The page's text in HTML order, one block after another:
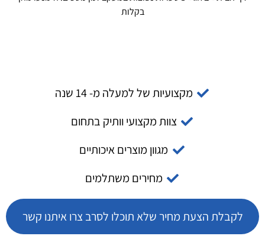
בקלות
מקצועיות של למעלה מ- 14 שנה
צוות מקצועי וותיק בתחום
מגוון מוצרים איכותיים
מחירים משתלמים
לקבלת הצעת מחיר שלא תוכלו לסרב צרו איתנו קשר